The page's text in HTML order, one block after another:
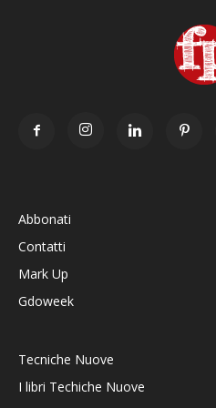
Abbonati
Contatti
Mark Up
Gdoweek
Tecniche Nuove
I libri Techiche Nuove